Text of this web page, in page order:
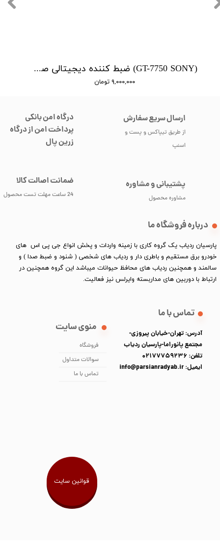
(GT-7750 SONY) ضبط کننده دیجیتالی صدا سونی - 16 گیگابایت - دارای سنسور صدا
۹,۰۰۰,۰۰۰ تومان
ارسال سریع سفارش
از طریق تیپاکس و پست و
اسنپ
درباره فروشگاه ما
پارسیان ردیاب یک گروه کاری با زمینه واردات و پخش انواع جی پی اس های
خودرو برق مستقیم و باطری دار و ردیاب های شخصی ( شنود و ضبط صدا ) و
سالمند و همچنین ردیاب های محافظ حیوانات میباشد این گروه همچنین در
ارتباط با دوربین های مداربسته وایرلس نیز فعالیت.​​​​​​​
منوی سایت
فروشگاه
سوالات متداول
تماس با ما
تماس با ما
آدرس: تهران-خیابان پیروزی-
مجتمع پانوراما-پارسیان ردیاب
تلفن: 02177759236
ایمیل: info@parsianradyab.ir
درگاه امن بانکی
پرداخت امن از درگاه
زرین پال
پشتیبانی و مشاوره
مشاوره محصول
ضمانت اصالت کالا
24 ساعت مهلت تست محصول
قوانین سایت